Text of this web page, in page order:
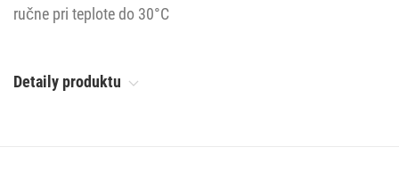
ručne pri teplote do 30°C
Detaily produktu